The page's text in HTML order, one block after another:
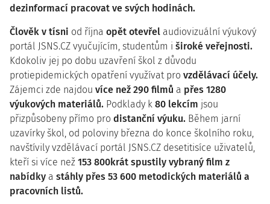
dezinformací pracovat ve svých hodinách.
Člověk v tísni od října opět otevřel audiovizuální výukový
portál JSNS.CZ vyučujícím, studentům i široké veřejnosti.
Kdokoliv jej po dobu uzavření škol z důvodu
protiepidemických opatření využívat pro vzdělávací účely.
Zájemci zde najdou více než 290 filmů a přes 1280
výukových materiálů. Podklady k 80 lekcím jsou
přizpůsobeny přímo pro distanční výuku. Během jarní
uzavírky škol, od poloviny března do konce školního roku,
navštívily vzdělávací portál JSNS.CZ desetitisíce uživatelů,
kteří si více než 153 800krát spustily vybraný film z
nabídky a stáhly přes 53 600 metodických materiálů a
pracovních listů.